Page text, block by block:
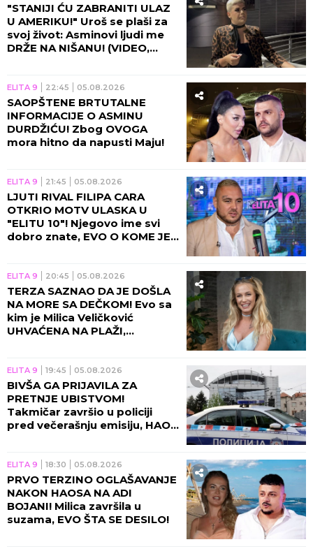
"STANIJI ĆU ZABRANITI ULAZ
U AMERIKU!" Uroš se plaši za
svoj život: Asminovi ljudi me
DRŽE NA NIŠANU! (VIDEO,
ELITA 9 22:45 05.08.2026
SAOPŠTENE BRTUTALNE
INFORMACIJE O ASMINU
DURDŽIĆU! Zbog OVOGA
mora hitno da napusti Maju!
ELITA 9 21:45 05.08.2026
LJUTI RIVAL FILIPA CARA
OTKRIO MOTV ULASKA U
"ELITU 10"! Njegovo ime svi
dobro znate, EVO O KOME JE
ELITA 9 20:45 05.08.2026
TERZA SAZNAO DA JE DOŠLA
NA MORE SA DEČKOM! Evo sa
kim je Milica Veličković
UHVAĆENA NA PLAŽI,
ELITA 9 19:45 05.08.2026
BIVŠA GA PRIJAVILA ZA
PRETNJE UBISTVOM!
Takmičar završio u policiji
pred večerašnju emisiju, HAOS
ELITA 9 18:30 05.08.2026
PRVO TERZINO OGLAŠAVANJE
NAKON HAOSA NA ADI
BOJANI! Milica završila u
suzama, EVO ŠTA SE DESILO!